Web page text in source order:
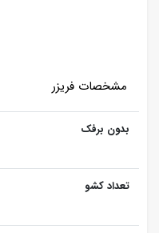
مشخصات فریزر
بدون برفک
تعداد کشو